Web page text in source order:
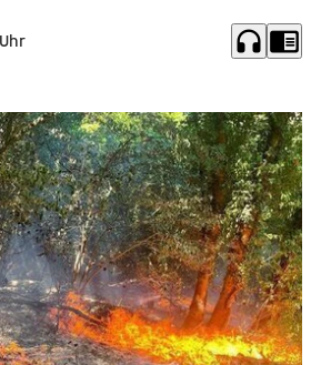
headphones chrome_reader_mode